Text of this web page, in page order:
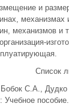
и
механизмах
механизмов и
Список
С.А., Дудко
Учебное